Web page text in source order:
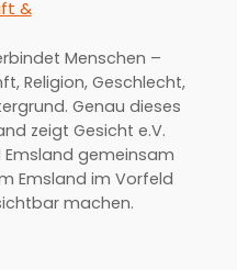
&
Menschen –
Religion, Geschlecht,
Genau dieses
zeigt Gesicht e.V.
gemeinsam
Emsland im Vorfeld
machen.